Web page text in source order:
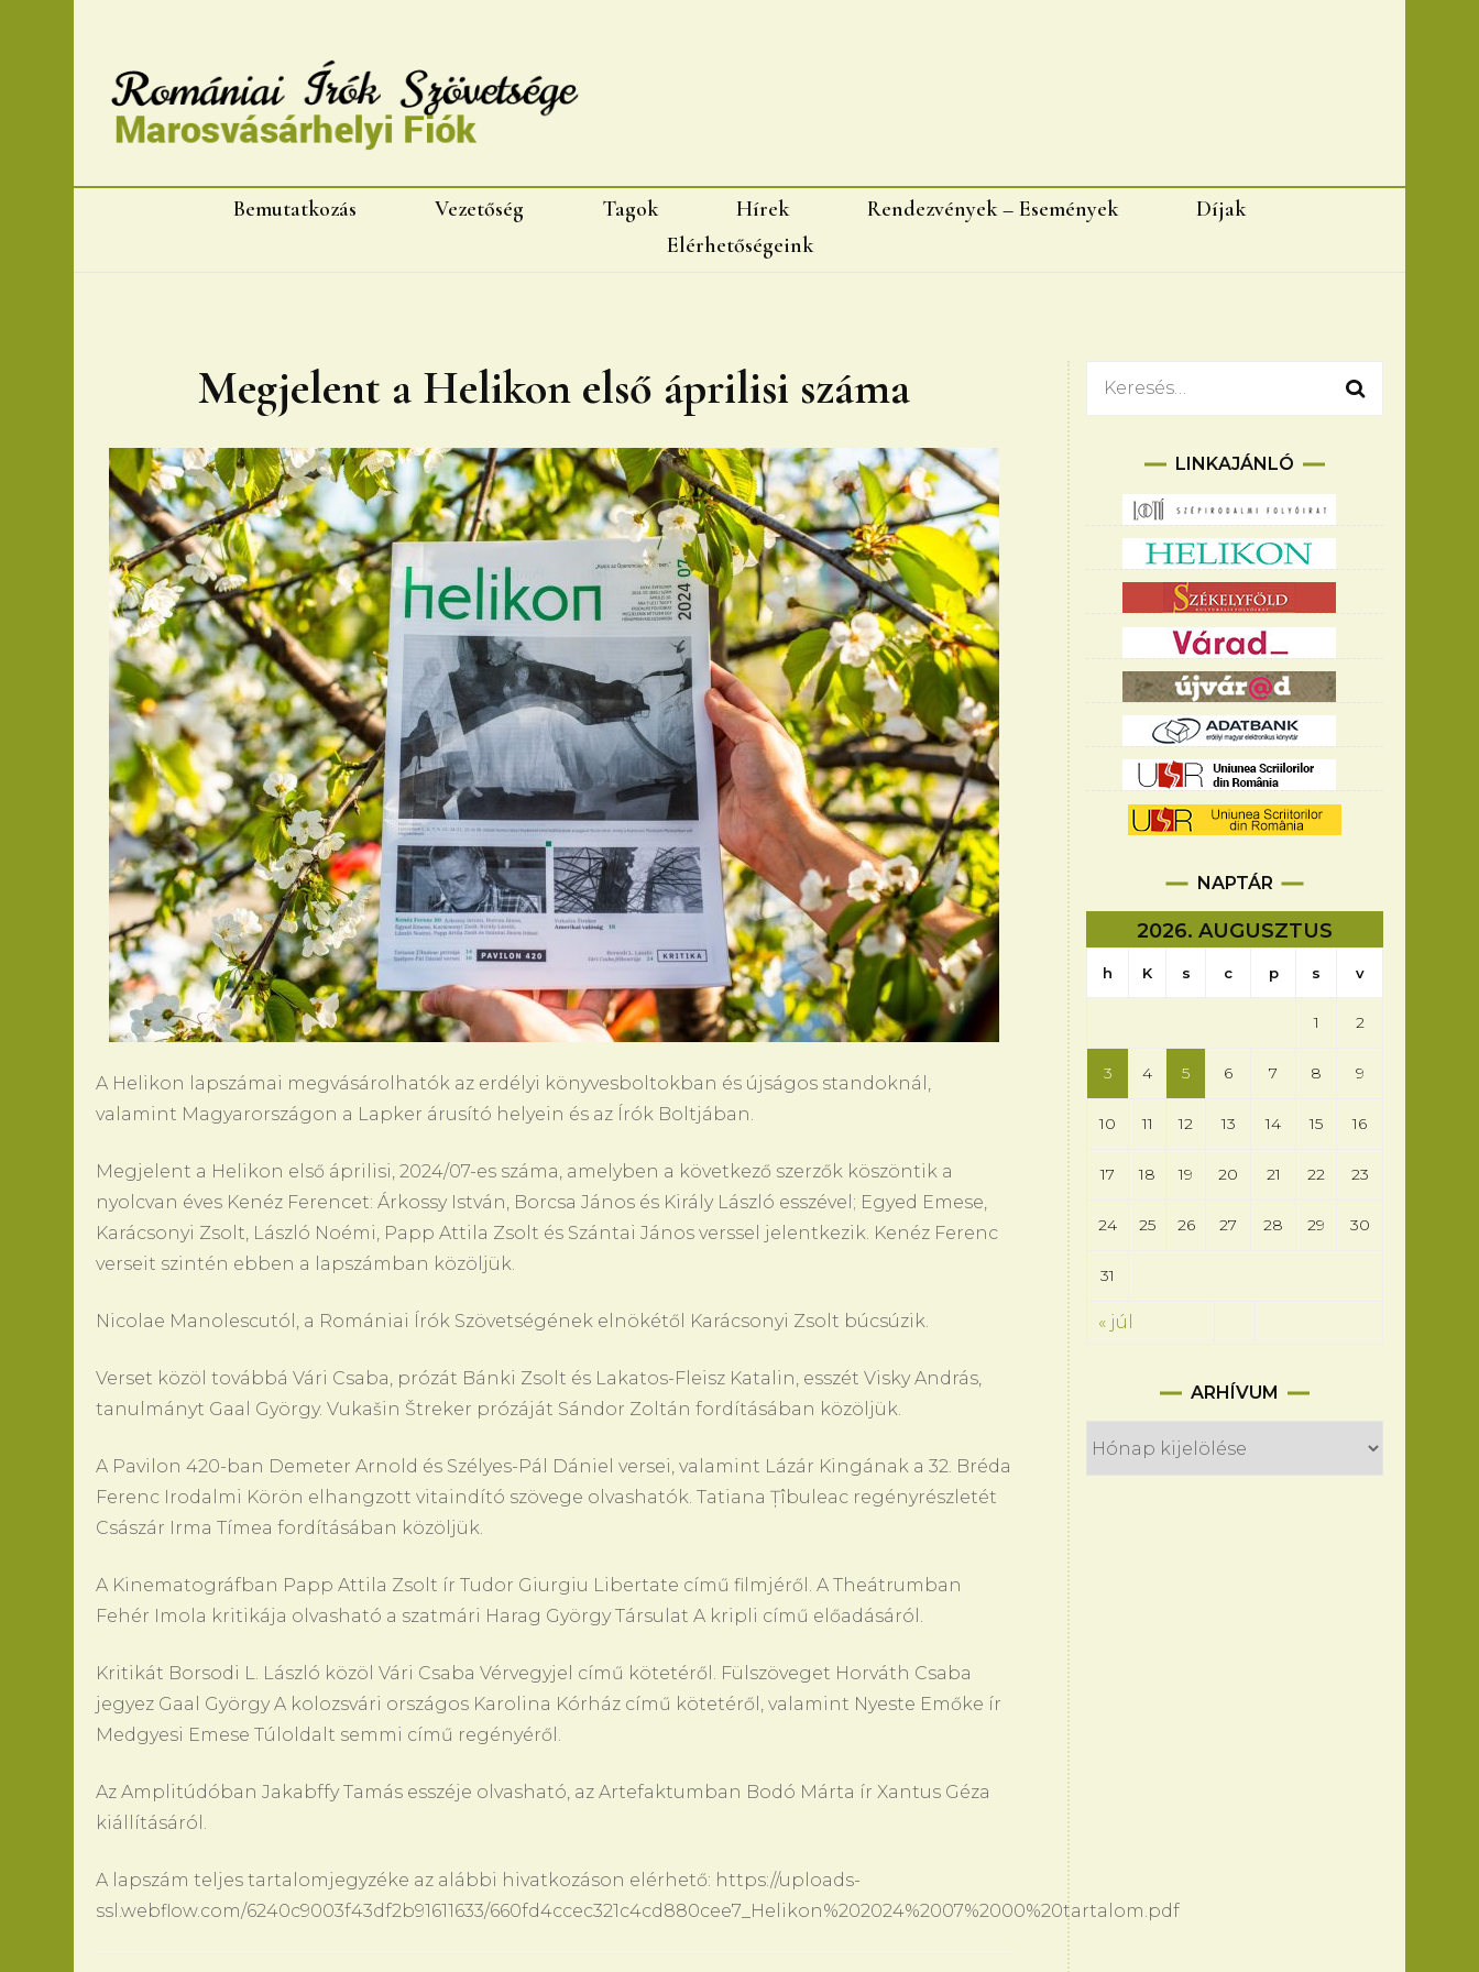
Romániai Írók Szövetsége, Marosvásárhelyi fiok
Bemutatkozás Vezetőség Tagok Hírek Rendezvények – Események
Díjak
Elérhetőségeink
Megjelent a Helikon első áprilisi száma
A Helikon lapszámai megvásárolhatók az erdélyi könyvesboltokban és újságos standoknál,
valamint Magyarországon a Lapker árusító helyein és az Írók Boltjában.
Megjelent a Helikon első áprilisi, 2024/07-es száma, amelyben a következő szerzők köszöntik a
nyolcvan éves Kenéz Ferencet: Árkossy István, Borcsa János és Király László esszével; Egyed Emese,
Karácsonyi Zsolt, László Noémi, Papp Attila Zsolt és Szántai János verssel jelentkezik. Kenéz Ferenc
verseit szintén ebben a
lapszámban közöljük.
Nicolae Manolescutól, a Romániai Írók Szövetségének elnökétől Karácsonyi Zsolt búcsúzik.
Verset közöl továbbá Vári Csaba, prózát Bánki Zsolt és Lakatos-Fleisz Katalin, esszét Visky András,
tanulmányt Gaal György. Vukašin Štreker prózáját Sándor Zoltán fordításában közöljük.
A Pavilon 420-ban Demeter Arnold és Szélyes-Pál Dániel versei, valamint Lázár Kingának a 32. Bréda
Ferenc Irodalmi Körön elhangzott vitaindító szövege olvashatók. Tatiana Țîbuleac regényrészletét
Császár Irma Tímea fordításában közöljük.
A Kinematográfban Papp Attila Zsolt ír Tudor Giurgiu Libertate című filmjéről. A Theátrumban
Fehér Imola kritikája olvasható a szatmári Harag György Társulat A kripli című előadásáról.
Kritikát Borsodi L. László közöl Vári Csaba Vérvegyjel című kötetéről. Fülszöveget Horváth Csaba
jegyez Gaal György A kolozsvári országos Karolina Kórház című kötetéről, valamint Nyeste Emőke ír
Medgyesi Emese Túloldalt semmi című regényéről.
Az Amplitúdóban Jakabffy Tamás esszéje olvasható, az Artefaktumban Bodó Márta ír Xantus Géza
kiállításáról.
A lapszám teljes tartalomjegyzéke az alábbi hivatkozáson elérhető: https://uploads-
ssl.webflow.com/6240c9003f43df2b91611633/660fd4ccec321c4cd880cee7_Helikon%202024%2007%2000%20tartalom.pdf
Keresés:
LINKAJÁNLÓ
NAPTÁR
2026. AUGUSZTUS
h K s c p s v
1 2
3 4 5 6 7 8 9
10 11 12 13 14 15 16
17 18 19 20 21 22 23
24 25 26 27 28 29 30
31
« júl
ARHÍVUM
Arhívum